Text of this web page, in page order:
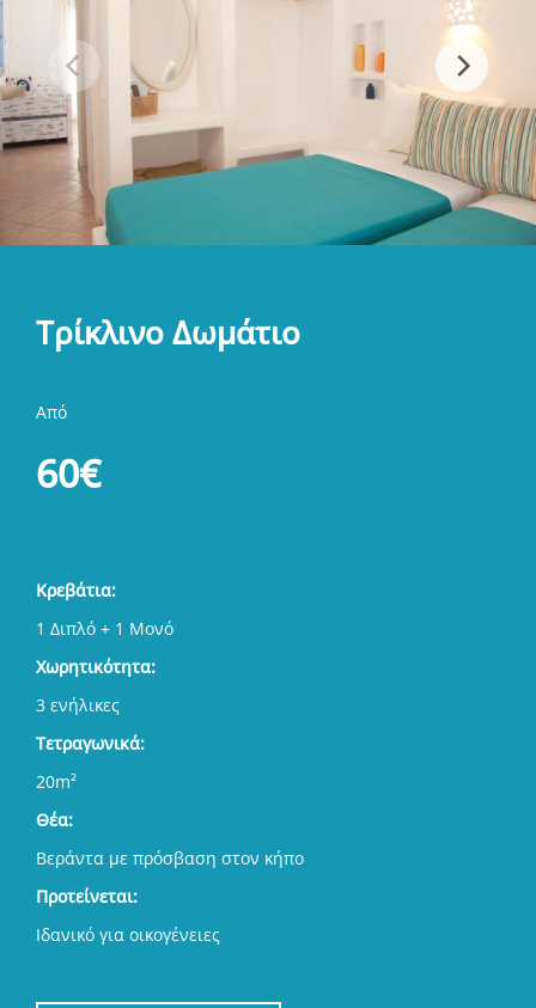
Τρίκλινο Δωμάτιο
Από
60€
Κρεβάτια:
1 Διπλό + 1 Μονό
Χωρητικότητα:
3 ενήλικες
Τετραγωνικά:
20m²
Θέα:
Βεράντα με πρόσβαση στον κήπο
Προτείνεται:
Ιδανικό για οικογένειες